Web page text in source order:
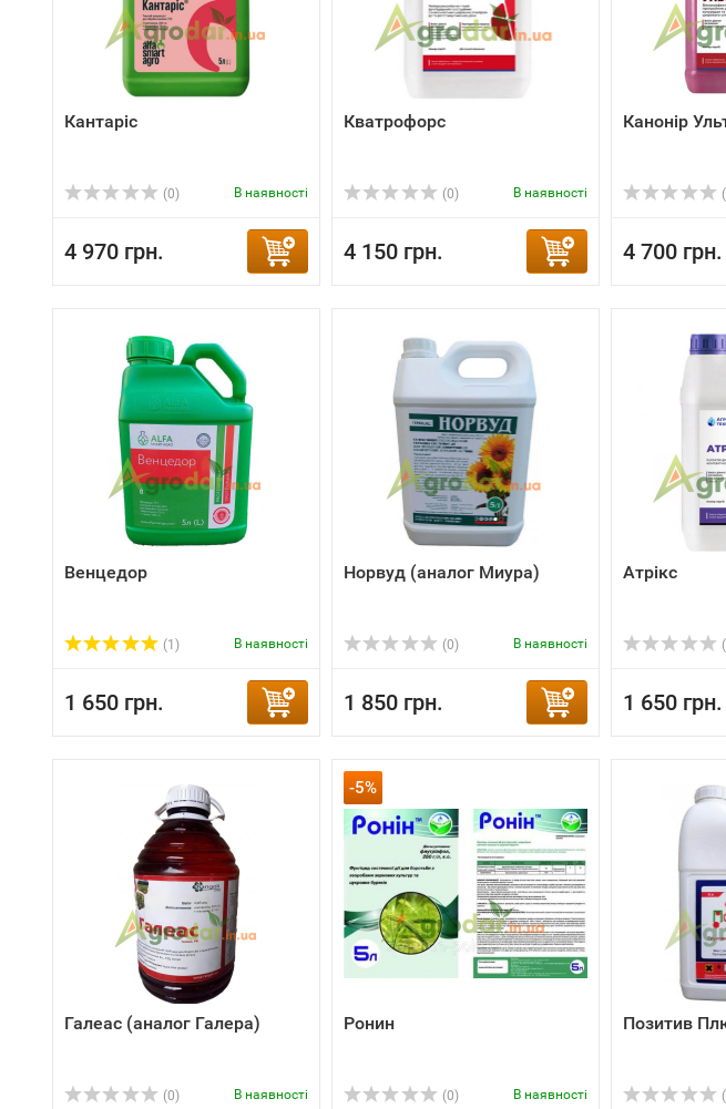
Кантаріс
(0) В наявності
4 970 грн.
Кватрофорс
(0) В наявності
4 150 грн.
Канонір
4 700 грн.
Венцедор
(1) В наявності
1 650 грн.
Норвуд (аналог Миура)
(0) В наявності
1 850 грн.
Атрікс
1 650 грн.
Галеас (аналог Галера)
(0) В наявності
-5%
Ронин
(0) В наявності
Позитив